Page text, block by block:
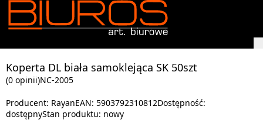
Koperta DL biała samoklejąca SK 50szt
(0 opinii)NC-2005
Producent: RayanEAN: 5903792310812Dostępność:
dostępnyStan produktu: nowy